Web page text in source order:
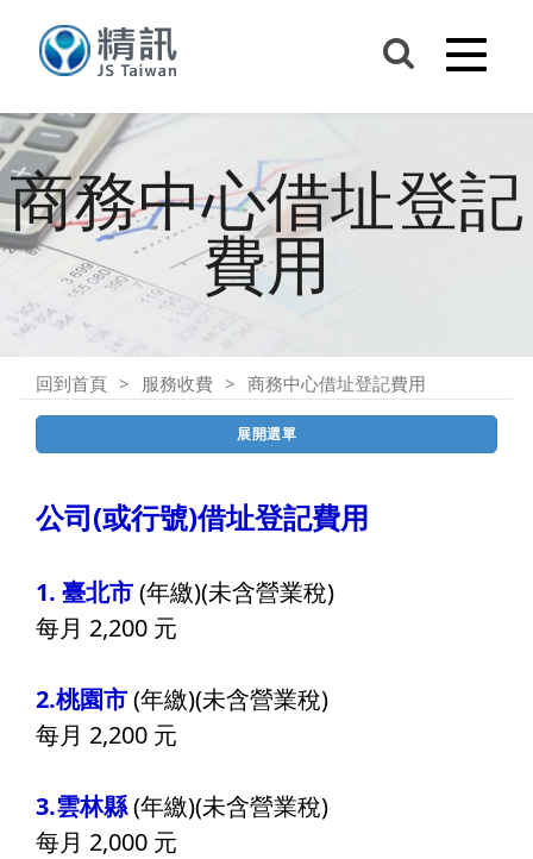
商務中心借址登記
費用
回到首頁 服務收費 商務中心借址登記費用
展開選單
公司(或行號)借址登記費用
1. 臺北市(年繳)(未含營業稅)
每月 2,200 元
2.桃園市(年繳)(未含營業稅)
每月 2,200 元
3.雲林縣(年繳)(未含營業稅)
每月 2,000 元